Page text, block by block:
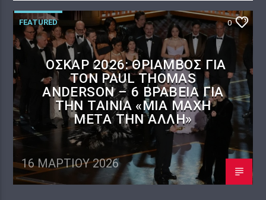
FEATURED 0
ΌΣΚΑΡ 2026: ΘΡΊΑΜΒΟΣ ΓΙΑ
ΤΟΝ PAUL THOMAS
ANDERSON – 6 ΒΡΑΒΕΊΑ ΓΙΑ
ΤΗΝ ΤΑΙΝΊΑ «ΜΊΑ ΜΆΧΗ
ΜΕΤΆ ΤΗΝ ΆΛΛΗ»
16 ΜΑΡΤΊΟΥ 2026